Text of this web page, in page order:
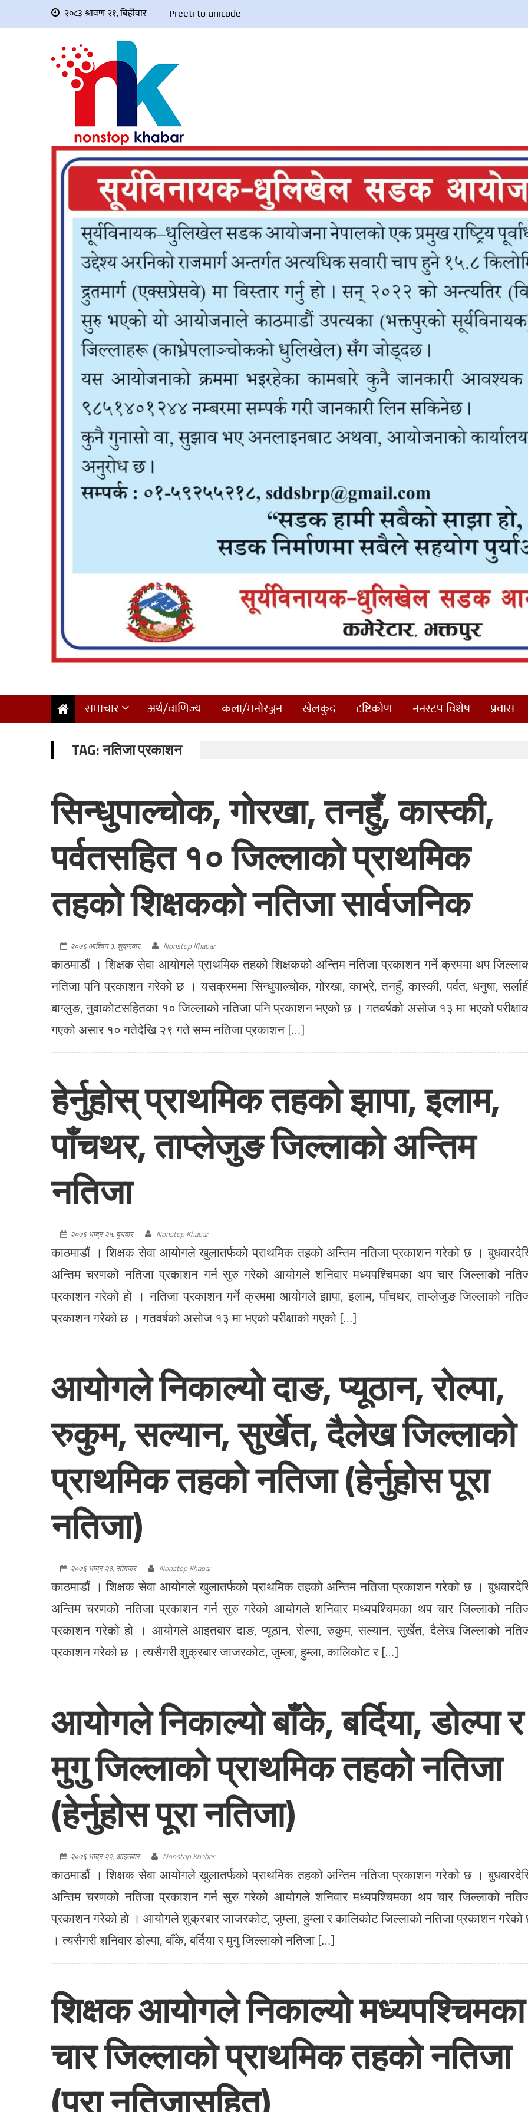
२०८३ श्रावण २१, बिहीवार Preeti to unicode
समाचार अर्थ/वाणिज्य कला/मनोरञ्जन खेलकुद दृष्टिकोण ननस्टप विशेष प्रवास
TAG:नतिजा प्रकाशन
सिन्धुपाल्चोक, गोरखा, तनहुँ, कास्की,
पर्वतसहित १० जिल्लाको प्राथमिक
तहको शिक्षकको नतिजा सार्वजनिक
२०७६ आश्विन ३, शुक्रवार Nonstop Khabar
काठमाडौं । शिक्षक सेवा आयोगले प्राथमिक तहको शिक्षकको अन्तिम नतिजा प्रकाशन गर्ने क्रममा थप
नतिजा पनि प्रकाशन गरेको छ । यसक्रममा सिन्धुपाल्चोक, गोरखा, काभ्रे, तनहुँ, कास्की, पर्वत, धनुषा,
बाग्लुङ, नुवाकाेटसहितका १० जिल्लाको नतिजा पनि प्रकाशन भएको छ । गतवर्षको असोज १३ मा भएको
गएको असार १० गतेदेखि २९ गते सम्म नतिजा प्रकाशन […]
हेर्नुहोस् प्राथमिक तहको झापा, इलाम,
पाँचथर, ताप्लेजुङ जिल्लाको अन्तिम
नतिजा
२०७६ भाद्र २५, बुधवार Nonstop Khabar
काठमाडौं । शिक्षक सेवा आयोगले खुलातर्फको प्राथमिक तहको अन्तिम नतिजा प्रकाशन गरेको छ ।
अन्तिम चरणको नतिजा प्रकाशन गर्न सुरु गरेको आयोगले शनिवार मध्यपश्चिमका थप चार जिल्लाको
प्रकाशन गरेको हो । नतिजा प्रकाशन गर्ने क्रममा आयोगले झापा, इलाम, पाँचथर, ताप्लेजुङ जिल्लाको
प्रकाशन गरेको छ । गतवर्षको असोज १३ मा भएको परीक्षाको गएको […]
आयोगले निकाल्यो दाङ, प्यूठान, रोल्पा,
रुकुम, सल्यान, सुर्खेत, दैलेख जिल्लाको
प्राथमिक तहको नतिजा (हेर्नुहोस पूरा
नतिजा)
२०७६ भाद्र २३, सोमवार Nonstop Khabar
काठमाडौं । शिक्षक सेवा आयोगले खुलातर्फको प्राथमिक तहको अन्तिम नतिजा प्रकाशन गरेको छ ।
अन्तिम चरणको नतिजा प्रकाशन गर्न सुरु गरेको आयोगले शनिवार मध्यपश्चिमका थप चार जिल्लाको
प्रकाशन गरेको हो । आयोगले आइतबार दाङ, प्यूठान, रोल्पा, रुकुम, सल्यान, सुर्खेत, दैलेख जिल्लाको
प्रकाशन गरेको छ । त्यसैगरी शुक्रबार जाजरकोट, जुम्ला, हुम्ला, कालिकोट र […]
आयोगले निकाल्यो बाँके, बर्दिया, डोल्पा र
मुगु जिल्लाको प्राथमिक तहको नतिजा
(हेर्नुहोस पूरा नतिजा)
२०७६ भाद्र २२, आइतवार Nonstop Khabar
काठमाडौं । शिक्षक सेवा आयोगले खुलातर्फको प्राथमिक तहको अन्तिम नतिजा प्रकाशन गरेको छ ।
अन्तिम चरणको नतिजा प्रकाशन गर्न सुरु गरेको आयोगले शनिवार मध्यपश्चिमका थप चार जिल्लाको
प्रकाशन गरेको हो । आयोगले शुक्रबार जाजरकोट, जुम्ला, हुम्ला र कालिकोट जिल्लाको नतिजा प्रकाशन
। त्यसैगरी शनिवार डोल्पा, बाँके, बर्दिया र मुगु जिल्लाको नतिजा […]
शिक्षक आयोगले निकाल्यो मध्यपश्चिमका
चार जिल्लाको प्राथमिक तहको नतिजा